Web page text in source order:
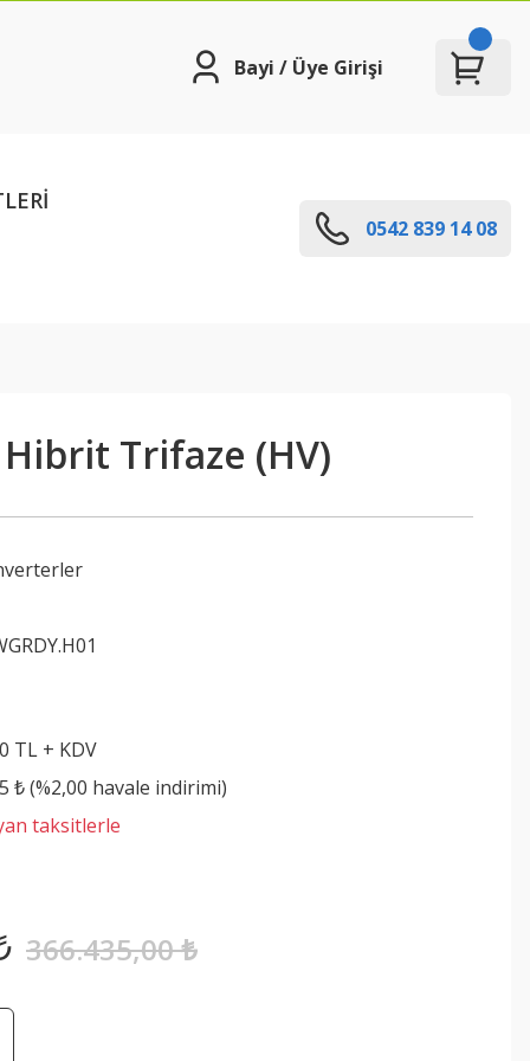
Bayi / Üye Girişi
0542 839 14 08
Hibrit Trifaze (HV)
TL + KDV
₺ (%2,00 havale indirimi)
taksitlerle
366.435,00 ₺